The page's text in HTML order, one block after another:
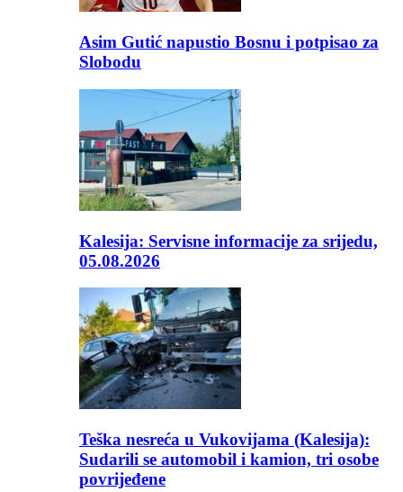
Asim Gutić napustio Bosnu i potpisao za
Slobodu
Kalesija: Servisne informacije za srijedu,
05.08.2026
Teška nesreća u Vukovijama (Kalesija):
Sudarili se automobil i kamion, tri osobe
povrijeđene